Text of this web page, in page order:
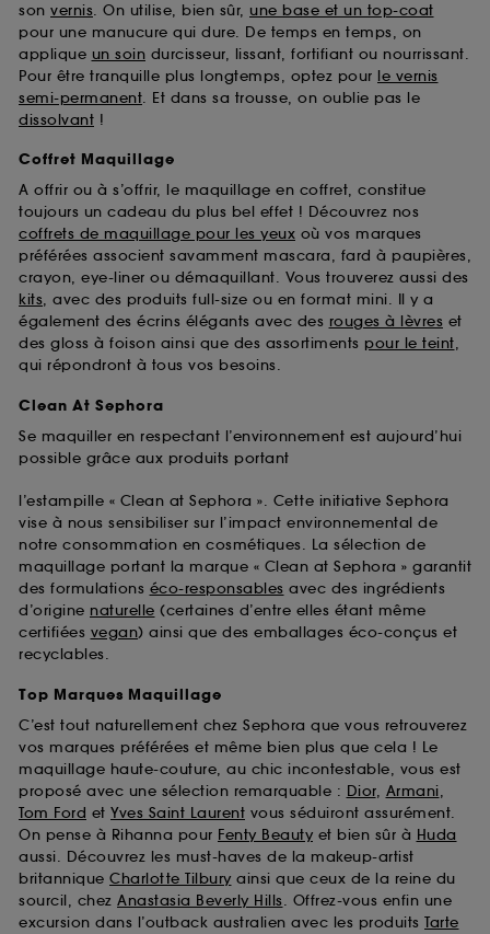
son vernis. On utilise, bien sûr, une base et un top-coat
pour une manucure qui dure. De temps en temps, on
applique un soin durcisseur, lissant, fortifiant ou nourrissant.
Pour être tranquille plus longtemps, optez pour le vernis
semi-permanent. Et dans sa trousse, on oublie pas le
dissolvant !
Coffret Maquillage
A offrir ou à s’offrir, le maquillage en coffret, constitue
toujours un cadeau du plus bel effet ! Découvrez nos
coffrets de maquillage pour les yeux où vos marques
préférées associent savamment mascara, fard à paupières,
crayon, eye-liner ou démaquillant. Vous trouverez aussi des
kits, avec des produits full-size ou en format mini. Il y a
également des écrins élégants avec des rouges à lèvres et
des gloss à foison ainsi que des assortiments pour le teint,
qui répondront à tous vos besoins.
Clean At Sephora
Se maquiller en respectant l’environnement est aujourd’hui
possible grâce aux produits portant
l’estampille « Clean at Sephora ». Cette initiative Sephora
vise à nous sensibiliser sur l’impact environnemental de
notre consommation en cosmétiques. La sélection de
maquillage portant la marque « Clean at Sephora » garantit
des formulations éco-responsables avec des ingrédients
d’origine naturelle (certaines d’entre elles étant même
certifiées vegan) ainsi que des emballages éco-conçus et
recyclables.
Top Marques Maquillage
C’est tout naturellement chez Sephora que vous retrouverez
vos marques préférées et même bien plus que cela ! Le
maquillage haute-couture, au chic incontestable, vous est
proposé avec une sélection remarquable : Dior, Armani,
Tom Ford et Yves Saint Laurent vous séduiront assurément.
On pense à Rihanna pour Fenty Beauty et bien sûr à Huda
aussi. Découvrez les must-haves de la makeup-artist
britannique Charlotte Tilbury ainsi que ceux de la reine du
sourcil, chez Anastasia Beverly Hills. Offrez-vous enfin une
excursion dans l’outback australien avec les produits Tarte